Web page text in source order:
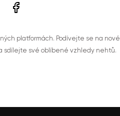
platformách. Podívejte se na nové
sdílejte své oblíbené vzhledy nehtů.